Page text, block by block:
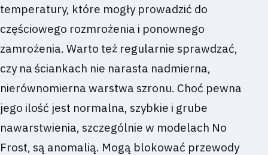
temperatury, które mogły prowadzić do
częściowego rozmrożenia i ponownego
zamrożenia. Warto też regularnie sprawdzać,
czy na ściankach nie narasta nadmierna,
nierównomierna warstwa szronu. Choć pewna
jego ilość jest normalna, szybkie i grube
nawarstwienia, szczególnie w modelach No
Frost, są anomalią. Mogą blokować przewody